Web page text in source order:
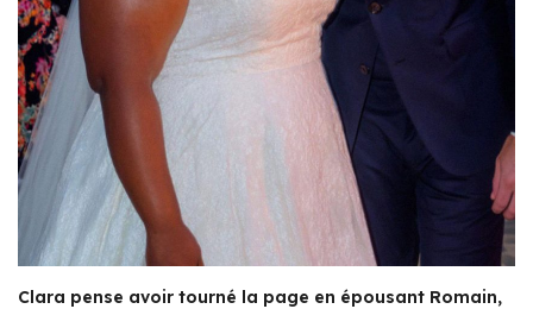
Clara pense avoir tourné la page en épousant Romain,